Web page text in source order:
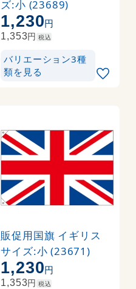
ズ:小 (23689)
1,230円
1,353円 税込
バリエーション3種
類を見る
販促用国旗 イギリス
サイズ:小 (23671)
1,230円
1,353円 税込